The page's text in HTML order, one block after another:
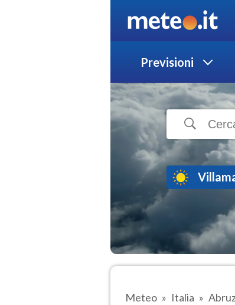
Previsioni
Meteo Italia